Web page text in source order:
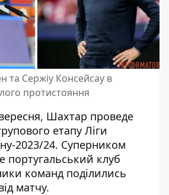
та Сержіу Консейсау в
протистояння
Шахтар проведе
етапу Ліги
2023/24. Суперником
португальський клуб
команд поділились
матчу.